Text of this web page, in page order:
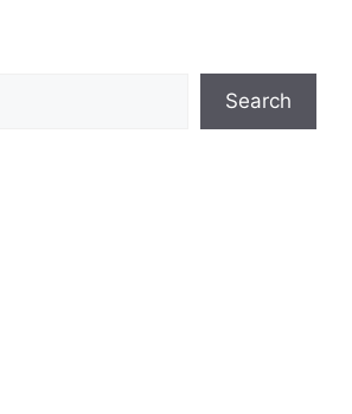
Search